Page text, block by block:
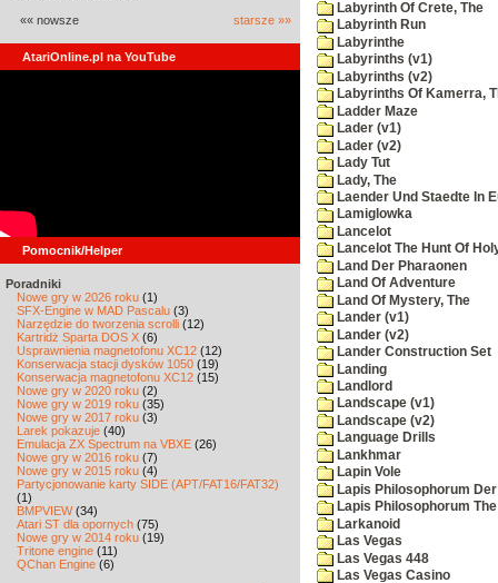
«« nowsze starsze »»
AtariOnline.pl na YouTube
Pomocnik/Helper
Poradniki
Nowe gry w 2026 roku (1)
SFX-Engine w MAD Pascalu (3)
Narzędzie do tworzenia scrolli (12)
Kartridż Sparta DOS X (6)
Usprawnienia magnetofonu XC12 (12)
Konserwacja stacji dysków 1050 (19)
Konserwacja magnetofonu XC12 (15)
Nowe gry w 2020 roku (2)
Nowe gry w 2019 roku (35)
Nowe gry w 2017 roku (3)
Larek pokazuje (40)
Emulacja ZX Spectrum na VBXE (26)
Nowe gry w 2016 roku (7)
Nowe gry w 2015 roku (4)
Partycjonowanie karty SIDE (APT/FAT16/FAT32)
(1)
BMPVIEW(34)
Atari ST dla opornych (75)
Nowe gry w 2014 roku (19)
Tritone engine (11)
QChan Engine (6)
Labyrinth Of Crete, The
Labyrinth Run
Labyrinthe
Labyrinths (v1)
Labyrinths (v2)
Labyrinths Of Kamerra,
Ladder Maze
Lader (v1)
Lader (v2)
Lady Tut
Lady, The
Laender Und Staedte In
Lamiglowka
Lancelot
Lancelot The Hunt Of
Land Der Pharaonen
Land Of Adventure
Land Of Mystery, The
Lander (v1)
Lander (v2)
Lander Construction Set
Landing
Landlord
Landscape (v1)
Landscape (v2)
Language Drills
Lankhmar
Lapin Vole
Lapis Philosophorum
Lapis Philosophorum
Larkanoid
Las Vegas
Las Vegas 448
Las Vegas Casino